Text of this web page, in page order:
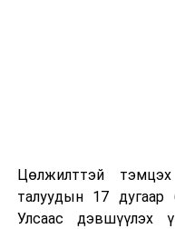
Санхүүгийн
арванхоёрдугаар
эрүүл мэндийн
Цөлжилттэй
талуудын 17 дугаар
Улсаас дэвшүүлэх